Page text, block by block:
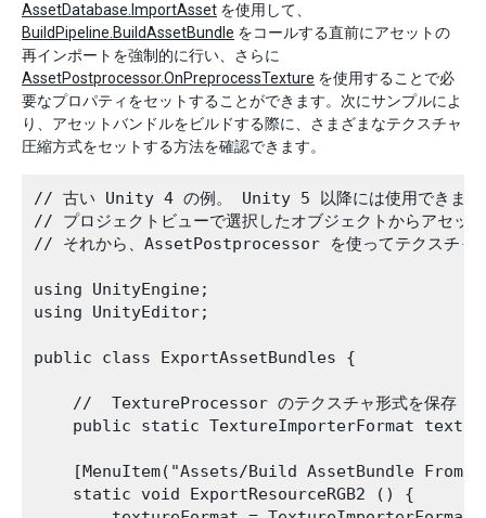
AssetDatabase.ImportAsset を使用して、
BuildPipeline.BuildAssetBundle をコールする直前にアセットの
再インポートを強制的に行い、さらに
AssetPostprocessor.OnPreprocessTexture を使用することで必
要なプロパティをセットすることができます。次にサンプルによ
り、アセットバンドルをビルドする際に、さまざまなテクスチャ
圧縮方式をセットする方法を確認できます。
// 古い Unity 4 の例。 Unity 5 以降には使用できませ
// プロジェクトビューで選択したオブジェクトからアセッ
// それから、AssetPostprocessor を使ってテクスチャ
using UnityEngine;
using UnityEditor;
public class ExportAssetBundles {
    //  TextureProcessor のテクスチャ形式を保存
public static TextureImporterFormat
[MenuItem("Assets/Build AssetBundle From
    static void ExportResourceRGB2 () {